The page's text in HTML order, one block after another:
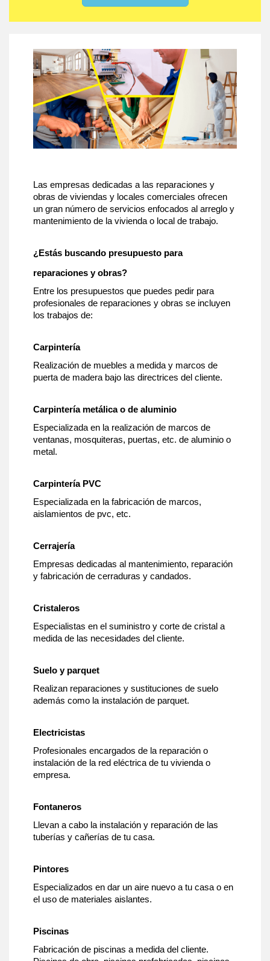
Las empresas dedicadas a las reparaciones y
obras de viviendas y locales comerciales ofrecen
un gran número de servicios enfocados al arreglo y
mantenimiento de la vivienda o local de trabajo.
¿Estás buscando presupuesto para
reparaciones y obras?
Entre los presupuestos que puedes pedir para
profesionales de reparaciones y obras se incluyen
los trabajos de:
Carpintería
Realización de muebles a medida y marcos de
puerta de madera bajo las directrices del cliente.
Carpintería metálica o de aluminio
Especializada en la realización de marcos de
ventanas, mosquiteras, puertas, etc. de aluminio o
metal.
Carpintería PVC
Especializada en la fabricación de marcos,
aislamientos de pvc, etc.
Cerrajería
Empresas dedicadas al mantenimiento, reparación
y fabricación de cerraduras y candados.
Cristaleros
Especialistas en el suministro y corte de cristal a
medida de las necesidades del cliente.
Suelo y parquet
Realizan reparaciones y sustituciones de suelo
además como la instalación de parquet.
Electricistas
Profesionales encargados de la reparación o
instalación de la red eléctrica de tu vivienda o
empresa.
Fontaneros
Llevan a cabo la instalación y reparación de las
tuberías y cañerías de tu casa.
Pintores
Especializados en dar un aire nuevo a tu casa o en
el uso de materiales aislantes.
Piscinas
Fabricación de piscinas a medida del cliente.